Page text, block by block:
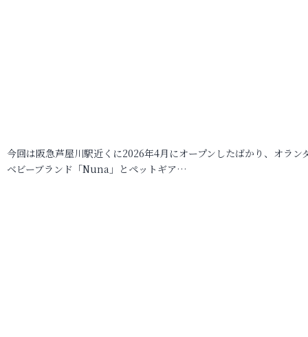
今回は阪急芦屋川駅近くに2026年4月にオープンしたばかり、オラン
ベビーブランド「Nuna」とペットギア…